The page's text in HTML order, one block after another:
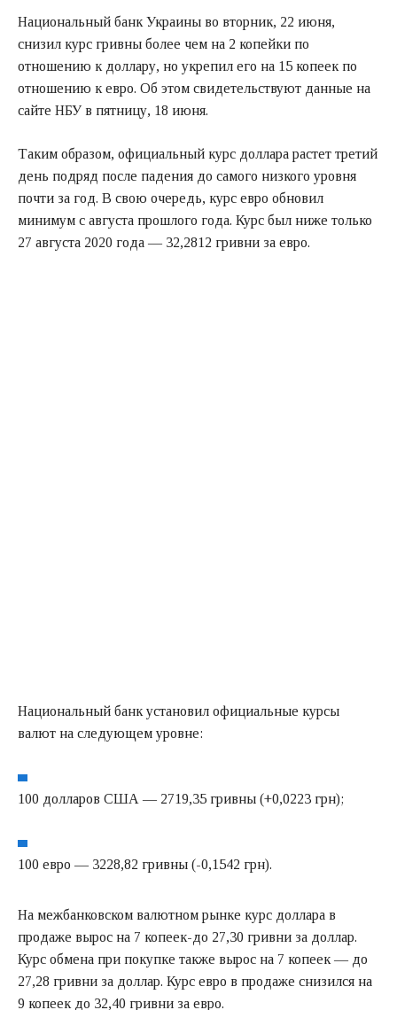
Национальный банк Украины во вторник, 22 июня,
снизил курс гривны более чем на 2 копейки по
отношению к доллару, но укрепил его на 15 копеек по
отношению к евро. Об этом свидетельствуют данные на
сайте НБУ в пятницу, 18 июня.
Таким образом, официальный курс доллара растет третий
день подряд после падения до самого низкого уровня
почти за год. В свою очередь, курс евро обновил
минимум с августа прошлого года. Курс был ниже только
27 августа 2020 года — 32,2812 гривни за евро.
Национальный банк установил официальные курсы
валют на следующем уровне:
100 долларов США — 2719,35 гривны (+0,0223 грн);
100 евро — 3228,82 гривны (-0,1542 грн).
На межбанковском валютном рынке курс доллара в
продаже вырос на 7 копеек-до 27,30 гривни за доллар.
Курс обмена при покупке также вырос на 7 копеек — до
27,28 гривни за доллар. Курс евро в продаже снизился на
9 копеек до 32,40 гривни за евро.